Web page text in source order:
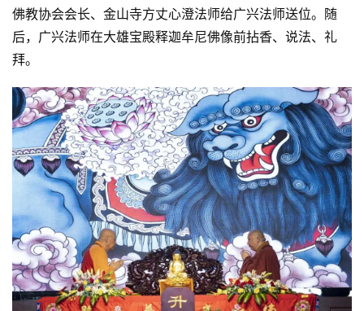
佛教协会会长、金山寺方丈心澄法师给广兴法师送位。随
后，广兴法师在大雄宝殿释迦牟尼佛像前拈香、说法、礼
拜。